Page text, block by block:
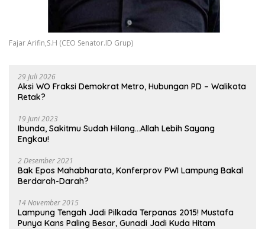
Fajar Arifin,S.H (CEO Senator.ID Grup)
29 Juli 2026
Aksi WO Fraksi Demokrat Metro, Hubungan PD – Walikota
Retak?
19 Juni 2023
Ibunda, Sakitmu Sudah Hilang…Allah Lebih Sayang
Engkau!
2 Desember 2021
Bak Epos Mahabharata, Konferprov PWI Lampung Bakal
Berdarah-Darah?
14 November 2015
Lampung Tengah Jadi Pilkada Terpanas 2015! Mustafa
Punya Kans Paling Besar, Gunadi Jadi Kuda Hitam